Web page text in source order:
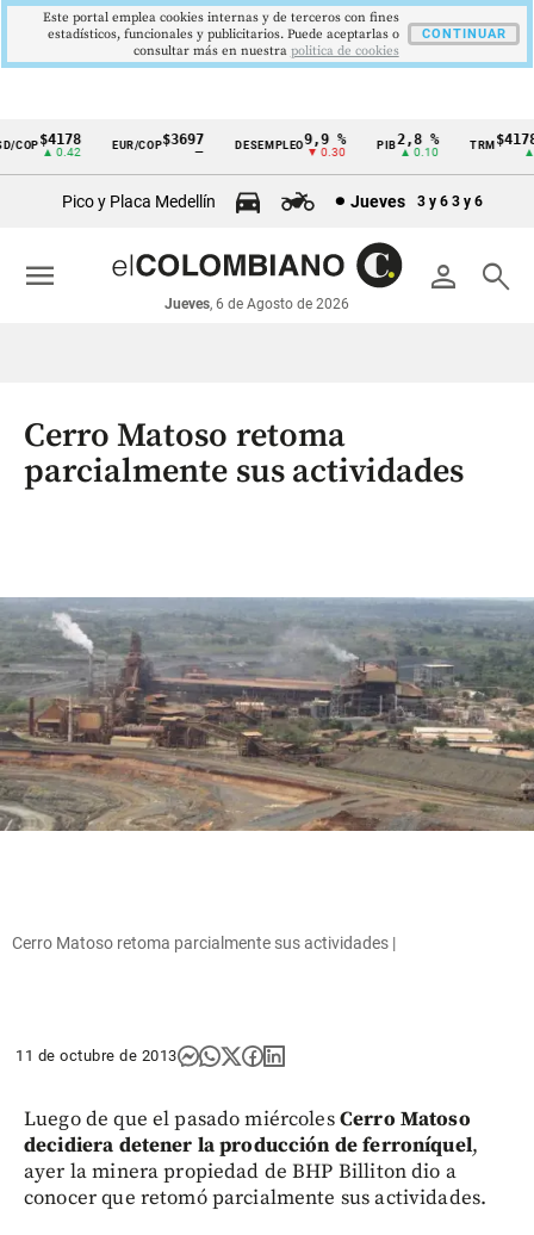
Cintillo
económicos
Colombia
$4178
▲ 0.42
EUR/COP$3697 DESEMPLEO 9,9 %
▼ 0.30
PIB2,8 %
▲ 0.10
TRM
▲
Pico y Placa Medellín Jueves 3 y 6 3 y 6
person search
Jueves, 6 de Agosto de 2026
menu
Cerro Matoso retoma
parcialmente sus actividades
Cerro Matoso retoma parcialmente sus actividades |
11 de octubre de 2013
Luego de que el pasado miércolesCerro Matoso
decidiera detener la producción de ferroníquel,
ayer la minera propiedad de BHP Billiton dio a
conocer que retomó parcialmente sus actividades.
Este portal emplea cookies internas y de terceros con fines
estadísticos, funcionales y publicitarios. Puede aceptarlas o
consultar más en nuestra politica de cookies
CONTINUAR